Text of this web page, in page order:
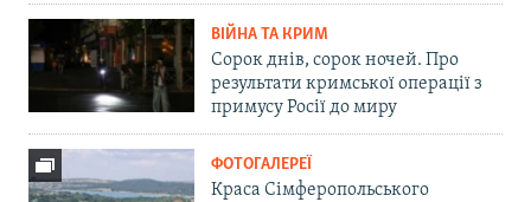
ВІЙНА ТА КРИМ
Сорок днів, сорок ночей. Про
результати кримської операції з
примусу Росії до миру
ФОТОГАЛЕРЕЇ
Краса Сімферопольського